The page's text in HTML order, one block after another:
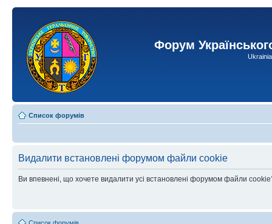
Форум
Список форумів
Видалити встановлені форумом файли cookie
Ви впевнені, що хочете видалити усі встановлені форумом файли